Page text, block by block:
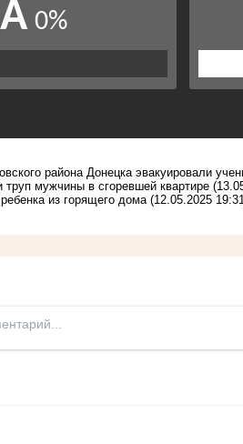
района Донецка эвакуировали
мужчины в сгоревшей квартире
из горящего дома (12.05.2025